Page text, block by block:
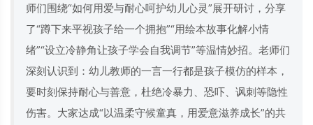
师们围绕“如何用爱与耐心呵护幼儿心灵”展开研讨，分享
了“蹲下来平视孩子给一个拥抱”“用绘本故事化解小情
绪”“设立冷静角让孩子学会自我调节”等温情妙招。老师们
深刻认识到：幼儿教师的一言一行都是孩子模仿的样本，
要时刻保持耐心与善意，杜绝冷暴力、恐吓、讽刺等隐性
伤害。大家达成“以温柔守候童真，用爱意滋养成长”的共